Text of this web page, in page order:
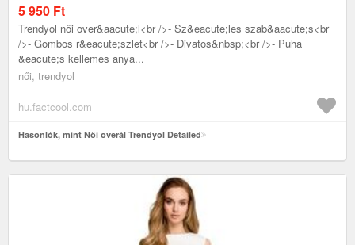
5 950 Ft
Trendyol női over&aacute;l<br />- Sz&eacute;les szab&aacute;s<br
/>- Gombos r&eacute;szlet<br />- Divatos&nbsp;<br />- Puha
&eacute;s kellemes anya...
női, trendyol
hu.factcool.com
Hasonlók, mint Női overál Trendyol Detailed